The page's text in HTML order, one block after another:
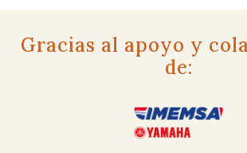
Gracias al apoyo y
de: